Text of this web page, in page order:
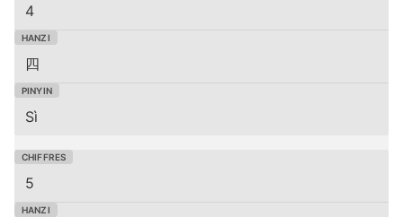
4
四
Sì
5